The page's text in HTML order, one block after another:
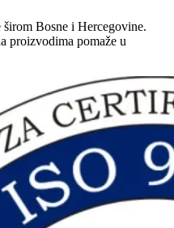
Bosne i Hercegovine.
proizvodima pomaže u